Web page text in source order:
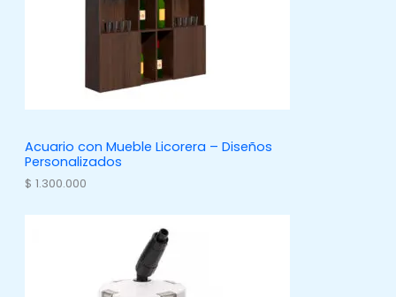
Acuario con Mueble Licorera – Diseños
Personalizados
$ 1.300.000